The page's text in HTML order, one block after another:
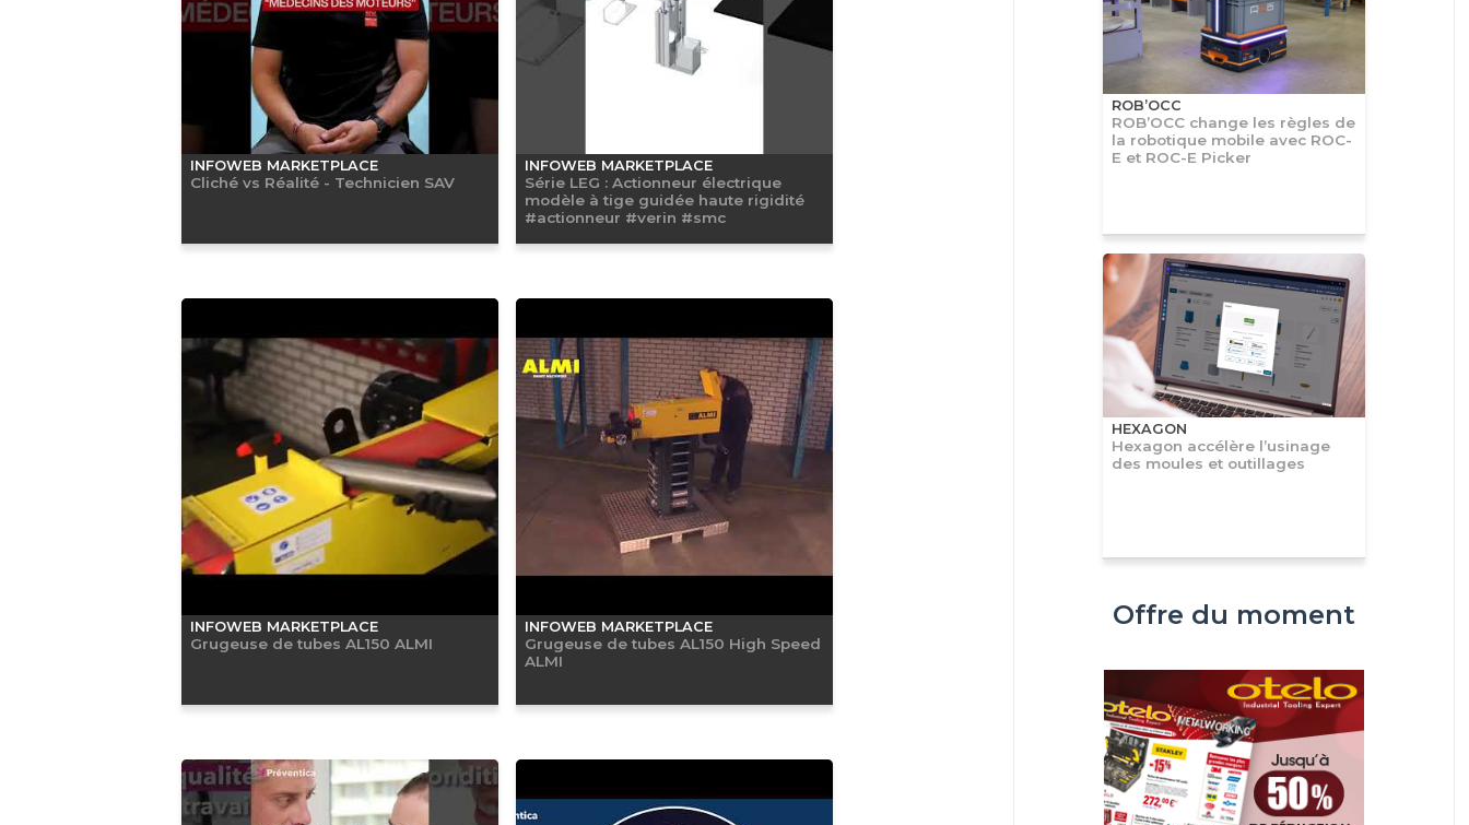
INFOWEB MARKETPLACE
Cliché vs Réalité - Technicien SAV
INFOWEB MARKETPLACE
Série LEG : Actionneur électrique
modèle à tige guidée haute rigidité
#actionneur #verin #smc
INFOWEB MARKETPLACE
Grugeuse de tubes AL150 ALMI
INFOWEB MARKETPLACE
Grugeuse de tubes AL150 High Speed
ALMI
ROB’OCC
ROB’OCC change les règles de
la robotique mobile avec ROC-
E et ROC-E Picker
HEXAGON
Hexagon accélère l’usinage
des moules et outillages
Offre du moment